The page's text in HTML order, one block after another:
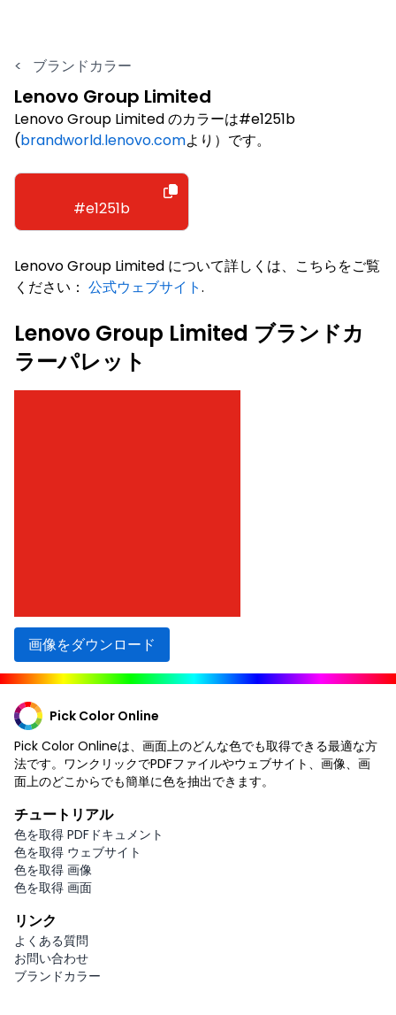
< ブランドカラー
Lenovo Group Limited
Lenovo Group Limited のカラーは#e1251b
(brandworld.lenovo.comより）です。
#e1251b
Lenovo Group Limited について詳しくは、こちらをご覧
ください： 公式ウェブサイト.
Lenovo Group Limited ブランドカ
ラーパレット
画像をダウンロード
Pick Color Online
Pick Color Onlineは、画面上のどんな色でも取得できる最適な方
法です。ワンクリックでPDFファイルやウェブサイト、画像、画
面上のどこからでも簡単に色を抽出できます。
チュートリアル
色を取得 PDFドキュメント
色を取得 ウェブサイト
色を取得 画像
色を取得 画面
リンク
よくある質問
お問い合わせ
ブランドカラー